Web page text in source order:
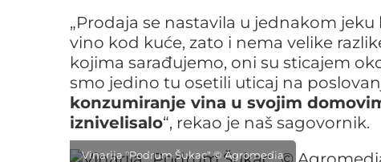
„Prodaja se nastavila u jednakom
vino kod kuće, zato i nema velike
kojima sarađujemo, oni su sticajem
smo jedino tu osetili uticaj na
konzumiranje vina u svojim
iznivelisalo“, rekao je naš sagovornik.
Vinarija "Podrum Šukac" © Agromedia